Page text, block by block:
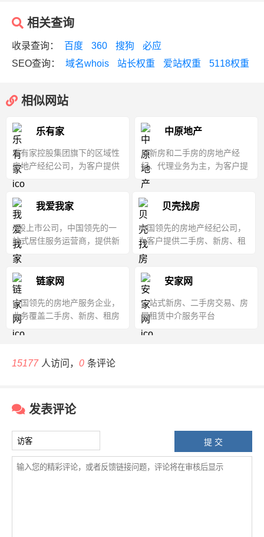
相关查询
收录查询： 百度 360 搜狗
必应
SEO查询：
域名whois 站长权重 爱站权重 5118权重
相似网站
乐有家
乐有家控股集团旗下的区域性
房地产经纪公司，为客户提供
二手房买卖、房屋租赁等服务
中原地产
以新房和二手房的房地产经
纪、代理业务为主，为客户提
供房屋买卖、租赁，代办按揭
我爱我家
A股上市公司，中国领先的一
站式居住服务运营商，提供新
房、二手房买卖与租房服务
贝壳找房
中国领先的房地产经纪公司，
为客户提供二手房、新房、租
房等信息与中介服务
链家网
中国领先的房地产服务企业，
业务覆盖二手房、新房、租房
等全方位房产交易和居住服务
安家网
一站式新房、二手房交易、房
屋租赁中介服务平台
15177 人访问， 0 条评论
发表评论